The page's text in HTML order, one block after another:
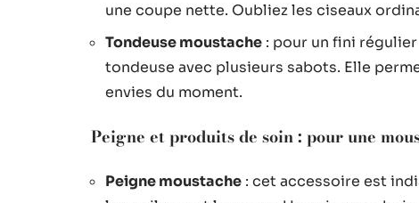
une coupe nette. Oubliez les ciseaux
Tondeuse moustache : pour un fini
tondeuse avec plusieurs sabots. Elle
envies du moment.
Peigne et produits de soin : pour une
Peigne moustache : cet accessoire est